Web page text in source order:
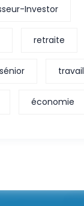
Investor
retraite
sénior travail
économie